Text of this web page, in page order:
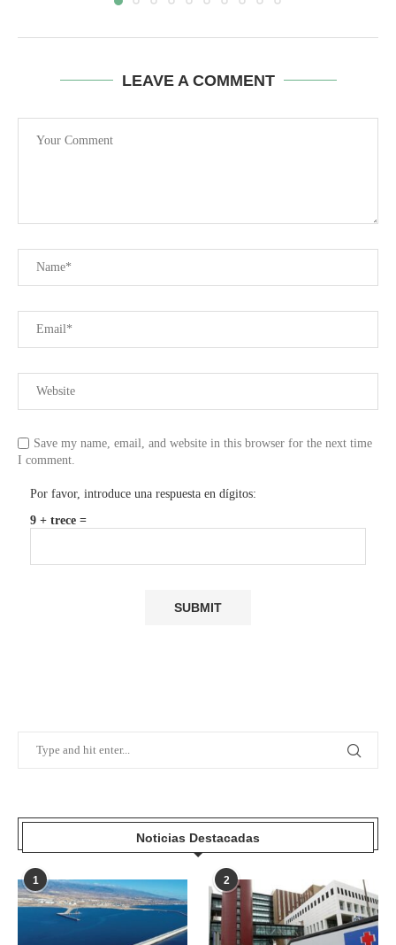
LEAVE A COMMENT
Save my name, email, and website in this browser for the next time
I comment.
Por favor, introduce una respuesta en dígitos:
9 + trece =
Noticias Destacadas
1 2